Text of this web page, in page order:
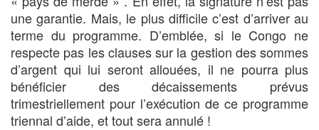
une garantie. Mais, le plus difficile c’est d’arriver au
terme du programme. D’emblée, si le Congo ne
respecte pas les clauses sur la gestion des sommes
d’argent qui lui seront allouées, il ne pourra plus
bénéﬁcier des décaissements prévus
trimestriellement pour l’exécution de ce programme
triennal d’aide, et tout sera annulé !